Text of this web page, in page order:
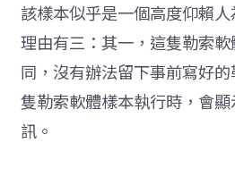
該樣本似乎是一個高度仰賴人
理由有三：其一，這隻勒索
同，沒有辦法留下事前寫好
隻勒索軟體樣本執行時，會
訊。